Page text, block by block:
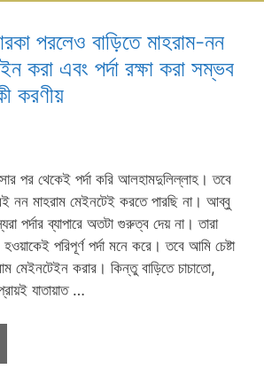
পরলেও বাড়িতে মাহরাম-নন
করা এবং পর্দা রক্ষা করা সম্ভব
করণীয়
পর থেকেই পর্দা করি আলহামদুলিল্লাহ।‌ তবে
নন মাহরাম মেইনটেই করতে পারছি না।‌ আব্বু
পর্দার ব্যাপারে অতটা গুরুত্ব দেয় না। তারা
পরিপূর্ণ পর্দা মনে করে। তবে আমি চেষ্টা
মেইনটেইন করার। কিন্তু বাড়িতে চাচাতো,
যাতায়াত …